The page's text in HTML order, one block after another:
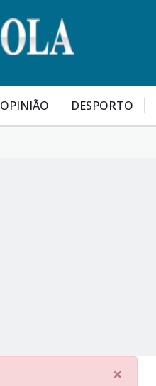
OPINIÃO DESPORTO
×